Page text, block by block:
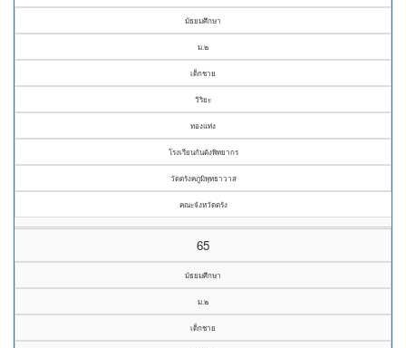
มัธยมศึกษา
ม.๒
เด็กชาย
วิริยะ
ทองแท่ง
โรงเรียนกันตังพิทยากร
วัดตรังคภูมิพุทธาวาส
คณะจังหวัดตรัง
65
มัธยมศึกษา
ม.๒
เด็กชาย